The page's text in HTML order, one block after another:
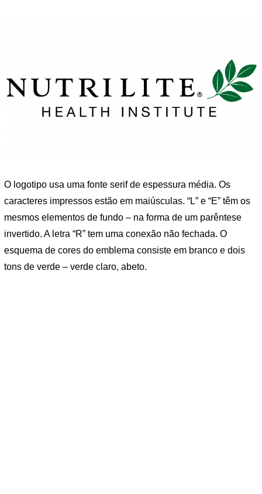
O logotipo usa uma fonte serif de espessura média. Os
caracteres impressos estão em maiúsculas. “L” e “E” têm os
mesmos elementos de fundo – na forma de um parêntese
invertido. A letra “R” tem uma conexão não fechada. O
esquema de cores do emblema consiste em branco e dois
tons de verde – verde claro, abeto.